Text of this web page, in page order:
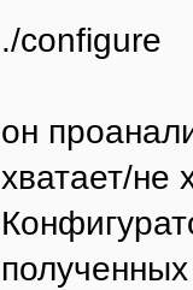
./configure
он
хватает/не